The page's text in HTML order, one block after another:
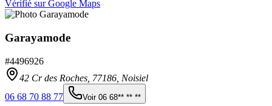
Vérifié sur Google Maps
Garayamode
#4496926
42 Cr des Roches, 77186 Noisiel
06 68 70 88 77
Voir 06 68** ** **